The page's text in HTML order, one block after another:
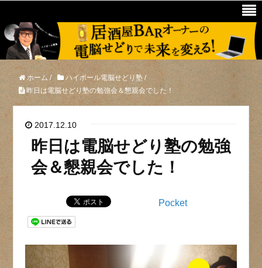
ホーム / ハイボール電脳せどり塾 /
昨日は電脳せどり塾の勉強会＆懇親会でした！
2017.12.10
昨日は電脳せどり塾の勉強
会＆懇親会でした！
Pocket